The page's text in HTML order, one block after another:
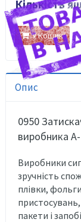
Кількість
У Кошик
Опис
0950
виробника
Виробники
зручність
плівки,
пакети і